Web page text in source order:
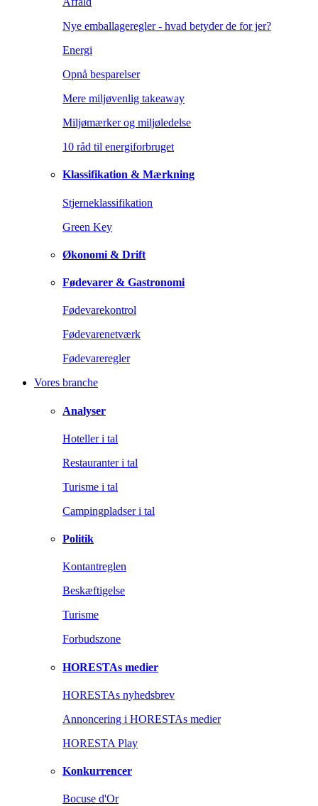
Nye emballageregler - hvad betyder de for jer?
Energi
Opnå besparelser
Mere miljøvenlig takeaway
Miljømærker og miljøledelse
10 råd til energiforbruget
Klassifikation & Mærkning
Stjerneklassifikation
Green Key
Økonomi & Drift
Fødevarer & Gastronomi
Fødevarekontrol
Fødevarenetværk
Fødevareregler
Vores branche
Analyser
Hoteller i tal
Restauranter i tal
Turisme i tal
Campingpladser i tal
Politik
Kontantreglen
Beskæftigelse
Turisme
Forbudszone
HORESTAs medier
HORESTAs nyhedsbrev
Annoncering i HORESTAs medier
HORESTA Play
Konkurrencer
Bocuse d'Or